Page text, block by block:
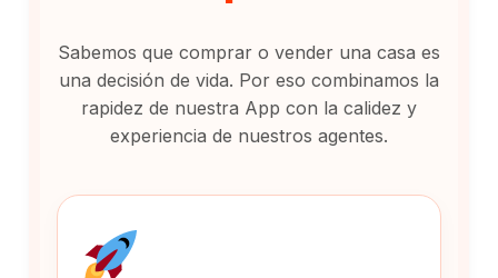
Sabemos que comprar o vender una casa es
una decisión de vida. Por eso combinamos la
rapidez de nuestra App con la calidez y
experiencia de nuestros agentes.